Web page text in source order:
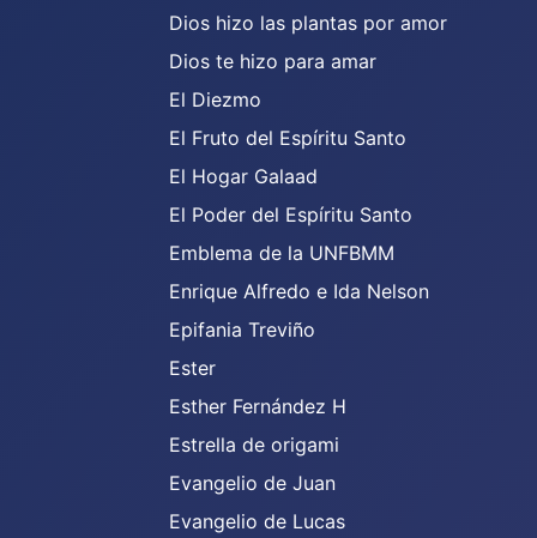
Dios hizo las plantas por amor
Dios te hizo para amar
El Diezmo
El Fruto del Espíritu Santo
El Hogar Galaad
El Poder del Espíritu Santo
Emblema de la UNFBMM
Enrique Alfredo e Ida Nelson
Epifania Treviño
Ester
Esther Fernández H
Estrella de origami
Evangelio de Juan
Evangelio de Lucas